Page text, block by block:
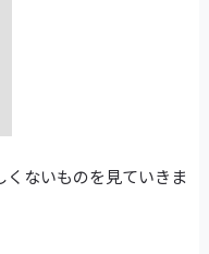
ないものを見ていきま